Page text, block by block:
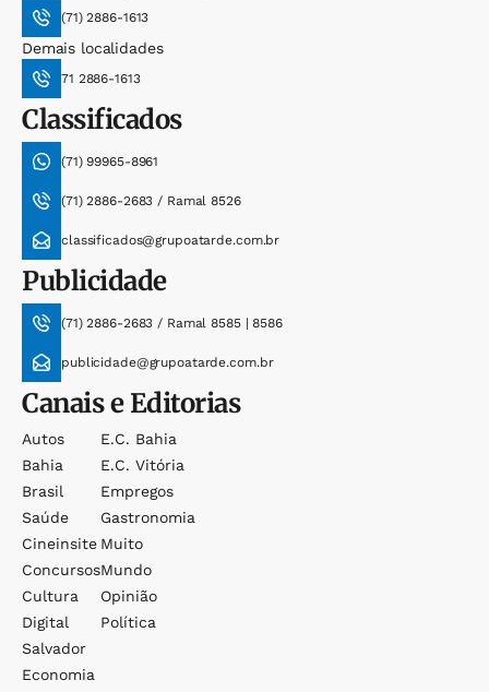
(71) 2886-1613
Demais localidades
71 2886-1613
Classificados
(71) 99965-8961
(71) 2886-2683 / Ramal 8526
classificados@grupoatarde.com.br
Publicidade
(71) 2886-2683 / Ramal 8585 | 8586
publicidade@grupoatarde.com.br
Canais e Editorias
Autos
Bahia
Brasil
Saúde
Cineinsite
Concursos
Cultura
Digital
Salvador
Economia
E.c. Bahia
E.c. Vitória
Empregos
Gastronomia
Muito
Mundo
Opinião
Política